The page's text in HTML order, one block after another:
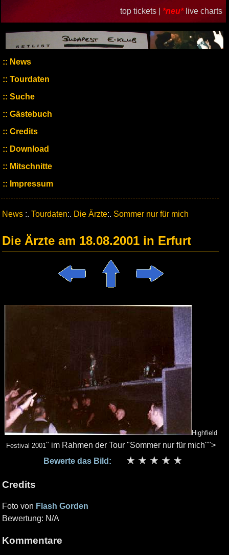
top tickets | *neu* live charts
News
Tourdaten
Suche
Gästebuch
Credits
Download
Mitschnitte
Impressum
News :. Tourdaten:. Die Ärzte:. Sommer nur für mich
Die Ärzte am 18.08.2001 in Erfurt
Highfield
Festival 2001" im Rahmen der Tour "Sommer nur für mich"">
Bewerte das Bild:
Credits
Foto von Flash Gorden
Bewertung: N/A
Kommentare